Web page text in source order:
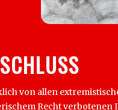
von allen
Recht